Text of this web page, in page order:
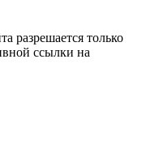
разрешается только
ссылки на